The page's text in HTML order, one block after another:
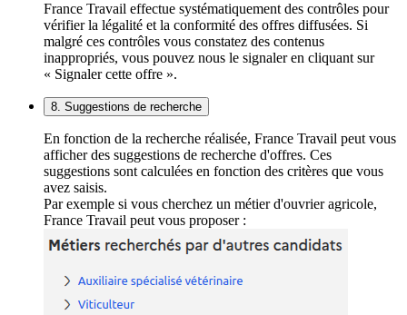
France Travail effectue systématiquement des contrôles pour
vérifier la légalité et la conformité des offres diffusées. Si
malgré ces contrôles vous constatez des contenus
inappropriés, vous pouvez nous le signaler en cliquant sur
« Signaler cette offre ».
8. Suggestions de recherche
En fonction de la recherche réalisée, France Travail peut vous
afficher des suggestions de recherche d'offres. Ces
suggestions sont calculées en fonction des critères que vous
avez saisis.
Par exemple si vous cherchez un métier d'ouvrier agricole,
France Travail peut vous proposer :